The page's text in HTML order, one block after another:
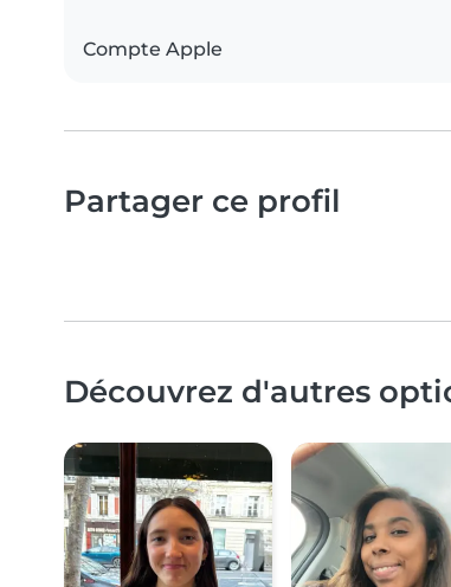
Compte Apple
Partager ce profil
Découvrez d'autres